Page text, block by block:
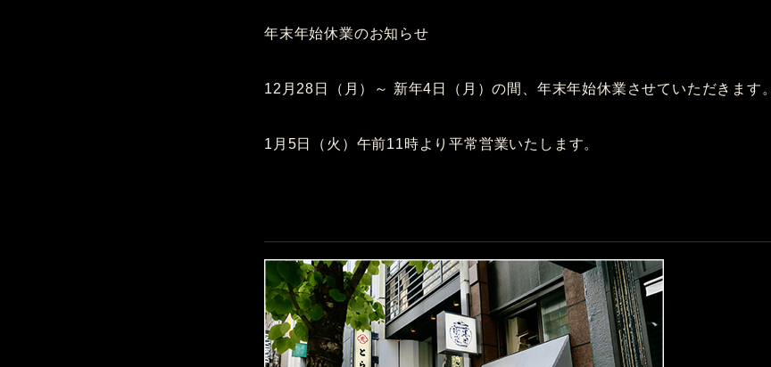
年末年始休業のお知らせ
12月28日（月）～ 新年4日（月）の間、年末年始休業させていただきます。
1月5日（火）午前11時より平常営業いたします。